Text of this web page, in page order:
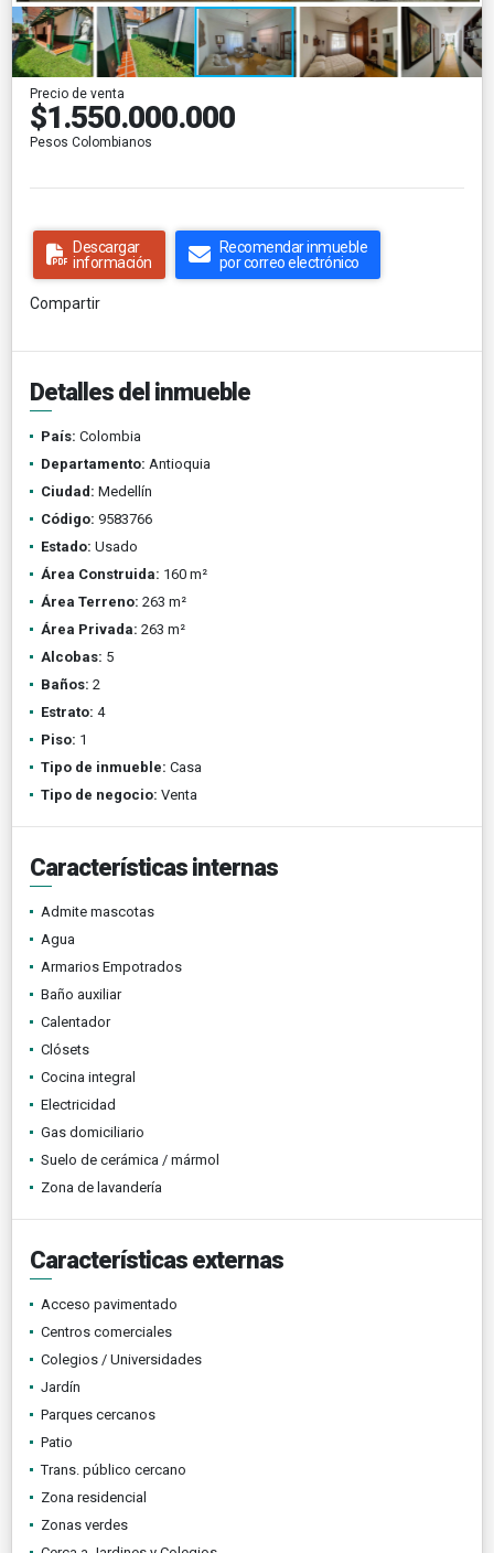
Precio de venta
$1.550.000.000
Pesos Colombianos
Descargar
información
Recomendar inmueble
por correo electrónico
Compartir
Detalles del inmueble
País: Colombia
Departamento: Antioquia
Ciudad: Medellín
Código: 9583766
Estado: Usado
Área Construida: 160 m²
Área Terreno: 263 m²
Área Privada: 263 m²
Alcobas: 5
Baños: 2
Estrato: 4
Piso: 1
Tipo de inmueble: Casa
Tipo de negocio: Venta
Características internas
Admite mascotas
Agua
Armarios Empotrados
Baño auxiliar
Calentador
Clósets
Cocina integral
Electricidad
Gas domiciliario
Suelo de cerámica / mármol
Zona de lavandería
Características externas
Acceso pavimentado
Centros comerciales
Colegios / Universidades
Jardín
Parques cercanos
Patio
Trans. público cercano
Zona residencial
Zonas verdes